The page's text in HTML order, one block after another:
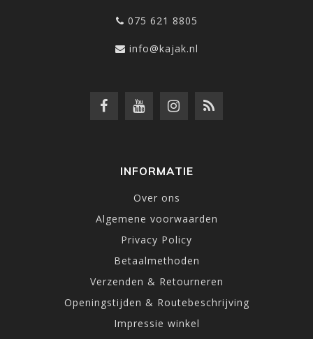
075 621 8805
info@kajak.nl
INFORMATIE
Over ons
Algemene voorwaarden
Privacy Policy
Betaalmethoden
Verzenden & Retourneren
Openingstijden & Routebeschrijving
Impressie winkel